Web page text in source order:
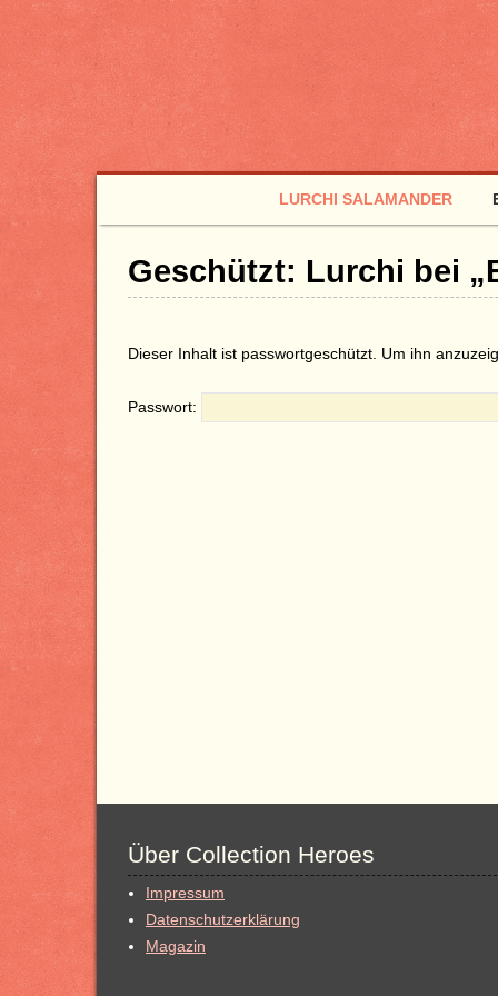
LURCHI SALAMANDER
Geschützt: Lurchi bei
Dieser Inhalt ist passwortgeschützt. Um ihn
Passwort:
Über Collection Heroes
Impressum
Datenschutzerklärung
Magazin